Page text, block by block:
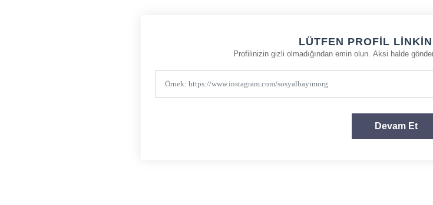
LÜTFEN PROFIL
Profilinizin gizli olmadığından emin olun. Aksi halde
Devam Et